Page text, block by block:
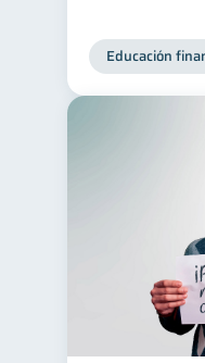
Educación